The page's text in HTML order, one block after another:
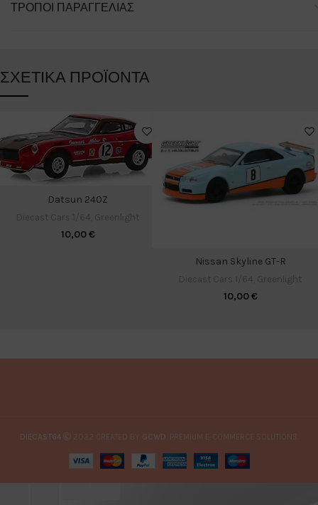
ΤΡΌΠΟΙ ΠΑΡΑΓΓΕΛΊΑΣ
ΣΧΕΤΙΚΆ ΠΡΟΪΌΝΤΑ
Datsun 240Z
10,00€
Nissan Skyline GT-R
10,00€
DIECAST64 2022 CREATED BY GCWD . PREMIUM E-COMMERCE SOLUTIONS.